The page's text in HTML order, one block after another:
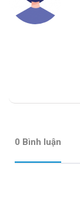
0 Bình luận